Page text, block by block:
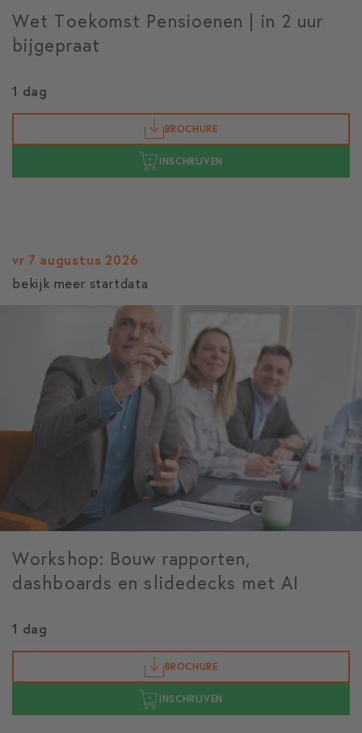
Wet Toekomst Pensioenen | in 2 uur
bijgepraat
1 dag
BROCHURE
INSCHRIJVEN
vr 7 augustus 2026
bekijk meer startdata
Workshop: Bouw rapporten,
dashboards en slidedecks met AI
1 dag
BROCHURE
INSCHRIJVEN